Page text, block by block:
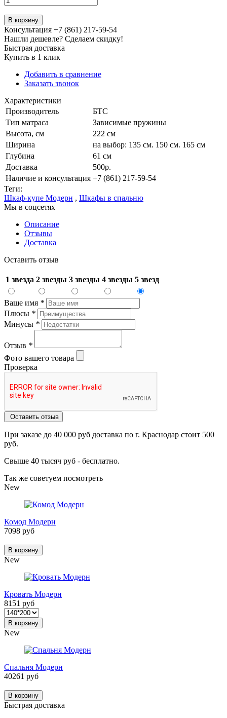
В корзину
Консультация +7 (861) 217-59-54
Нашли дешевле? Сделаем скидку!
Быстрая доставка
Купить в 1 клик
Добавить в сравнение
Заказать звонок
Характеристики
Производитель
БТС
Тип матраса
Зависимые пружины
Высота, см
222 см
Ширина
на выбор: 135 см. 150 см. 165 см
Глубина
61 см
Доставка
500р.
Наличие и консультация +7 (861) 217-59-54
Теги:
Шкаф-купе Модерн , Шкафы в спальню
Мы в соцсетях
Описание
Отзывы
Доставка
Оставить отзыв
1 звезда 2 звезды 3 звезды 4 звезды 5 звезд
Ваше имя *
Плюсы *
Минусы *
Отзыв *
Фото вашего товара
Проверка
Оставить отзыв
При заказе до 40 000 руб доставка по г. Краснодар стоит 500
руб.
Свыше 40 тысяч руб - бесплатно.
Так же советуем посмотреть
New
Комод Модерн
7098 руб
В корзину
New
Кровать Модерн
8151 руб
В корзину
New
Спальня Модерн
40261 руб
В корзину
Быстрая доставка